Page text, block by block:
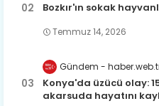
Bozkır'ın sokak
Temmuz 14, 2026
Gündem -
Konya'da üzücü olay:
akarsuda hayatını